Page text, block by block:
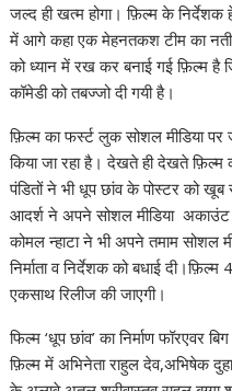
जल्द ही खत्म होगा। फ़िल्म के
में आगे कहा एक मेहनतकश टीम का
को ध्यान में रख कर बनाई गई फ़िल्म है
कॉमेडी को तबज्जो दी गयी है।
फ़िल्म का फर्स्ट लुक सोशल मीडिया पर
किया जा रहा है। देखते ही देखते फ़िल्म
पंडितों ने भी धूप छांव के पोस्टर को
आदर्श ने अपने सोशल मीडिया अकाउंट
कोमल न्हाटा ने भी अपने तमाम सोशल
निर्माता व निर्देशक को बधाई
एकसाथ रिलीज की जाएगी।
फिल्म ‘धूप छांव’ का निर्माण
फ़िल्म में अभिनेता राहुल देव,अभिषेक